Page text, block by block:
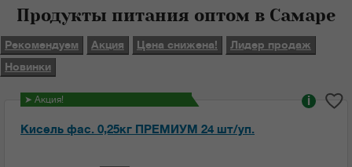
Продукты питания оптом в Самаре
Рекомендуем Акция Цена снижена!
Лидер продаж
Новинки
➤ Акция!
Кисель фас. 0,25кг ПРЕМИУМ 24 шт/уп.
i